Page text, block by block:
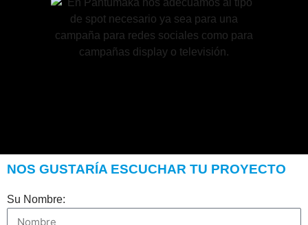
NOS GUSTARÍA ESCUCHAR TU PROYECTO
Su Nombre: